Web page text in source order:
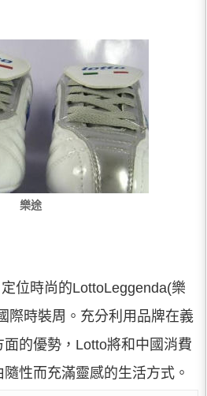
樂途
位時尚的LottoLeggenda(樂
際時裝周。充分利用品牌在義
的優勢，Lotto將和中國消費
性而充滿靈感的生活方式。